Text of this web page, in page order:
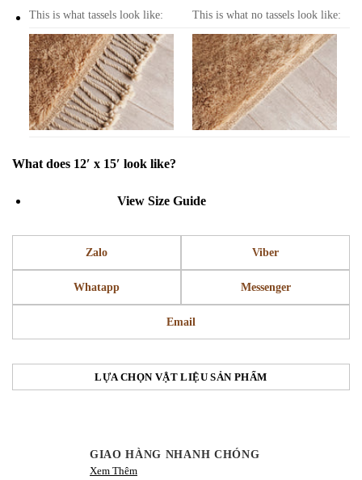
This is what tassels look like: This is what no tassels look like:
What does 12′ x 15′ look like?
View Size Guide
Zalo Viber
Whatapp Messenger
Email
LỰA CHỌN VẬT LIỆU SẢN PHẨM
GIAO HÀNG NHANH CHÓNG
Xem Thêm